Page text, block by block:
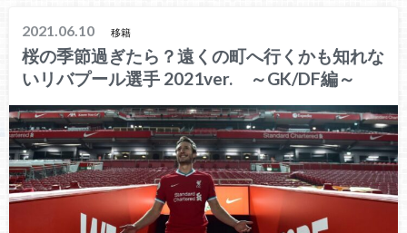
2021.06.10 移籍
桜の季節過ぎたら？遠くの町へ行くかも知れな
いリバプール選手 2021ver. ～GK/DF編～